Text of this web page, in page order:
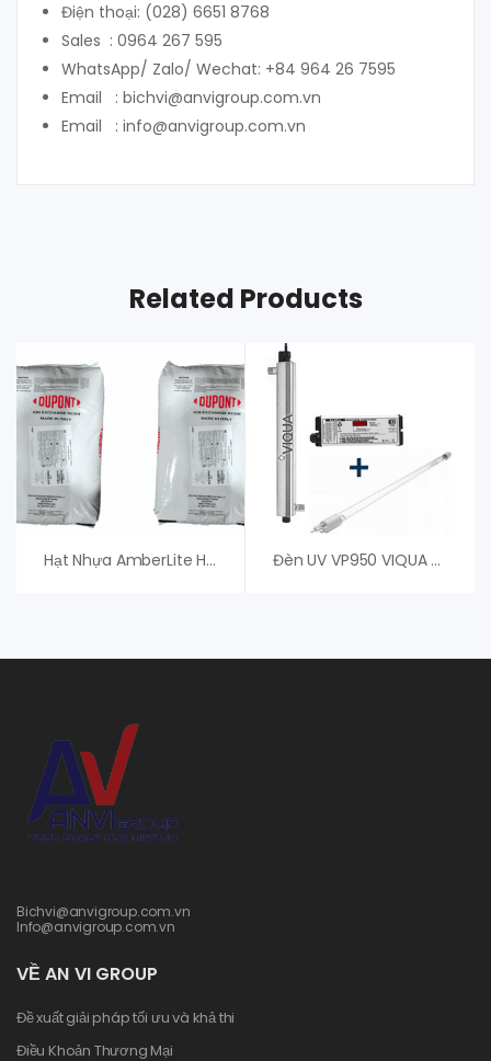
Điện thoại: (028) 6651 8768
Sales : 0964 267 595
WhatsApp/ Zalo/ Wechat: +84 964 26 7595
Email : bichvi@anvigroup.com.vn
Email : info@anvigroup.com.vn
Related Products
Hạt Nhựa AmberLite HPR1200 H – Chính Hãng Đèn UV VP950 VIQUA – Đèn UV Diệt Khuẩn
Bichvi@anvigroup.com.vn
Info@anvigroup.com.vn
VỀ AN VI GROUP
Đề xuất giải pháp tối ưu và khả thi
Điều Khoản Thương Mại